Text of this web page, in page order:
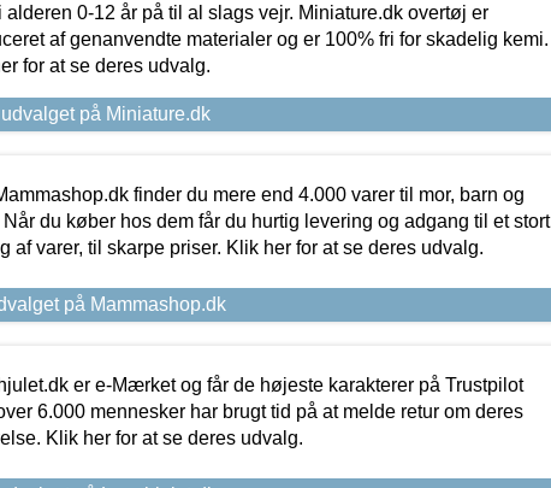
alderen 0-12 år på til al slags vejr. Miniature.dk overtøj er
af genanvendte materialer og er 100% fri for skadelig kemi.
for at se deres udvalg.
på Miniature.dk
finder du mere end 4.000 varer til mor, barn og
Når du køber hos dem får du hurtig levering og adgang til et stort
af varer, til skarpe priser. Klik her for at se deres udvalg.
på Mammashop.dk
er e-Mærket og får de højeste karakterer på Trustpilot
6.000 mennesker har brugt tid på at melde retur om deres
Klik her for at se deres udvalg.